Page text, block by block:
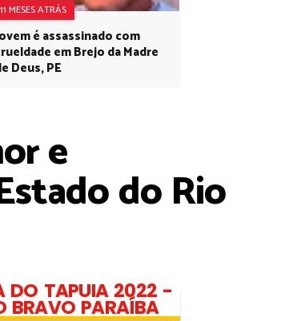
11 MESES ATRÁS
é assassinado com
em Brejo da Madre
Deus, PE
e
do Rio
DO TAPUIA 2022 -
BRAVO PARAÍBA